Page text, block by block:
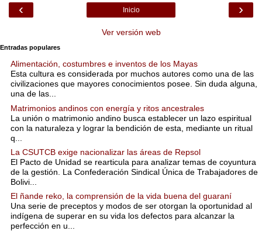
‹ ›
Inicio
Ver versión web
Entradas populares
Alimentación, costumbres e inventos de los Mayas
Esta cultura es considerada por muchos autores como una de las
civilizaciones que mayores conocimientos posee. Sin duda alguna,
una de las...
Matrimonios andinos con energía y ritos ancestrales
La unión o matrimonio andino busca establecer un lazo espiritual
con la naturaleza y lograr la bendición de esta, mediante un ritual
q...
La CSUTCB exige nacionalizar las áreas de Repsol
El Pacto de Unidad se rearticula para analizar temas de coyuntura
de la gestión. La Confederación Sindical Única de Trabajadores de
Bolivi...
El ñande reko, la comprensión de la vida buena del guaraní
Una serie de preceptos y modos de ser otorgan la oportunidad al
indígena de superar en su vida los defectos para alcanzar la
perfección en u...